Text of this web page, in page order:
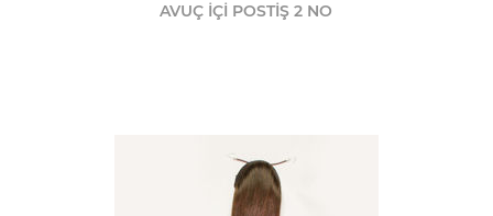
AVUÇ İÇİ POSTİŞ 2 NO